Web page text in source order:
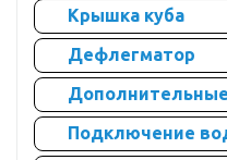
Крышка куба
Дефлегматор
Подключение